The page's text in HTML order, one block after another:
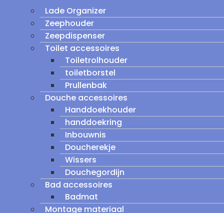
Lade Organizer
Zeephouder
Zeepdispenser
Toilet accessoires
Toiletrolhouder
toiletborstel
Prullenbak
Douche accessoires
Handdoekhouder
handdoekring
Inbouwnis
Doucherekje
Wissers
Douchegordijn
Bad accessoires
Badmat
Montage materiaal